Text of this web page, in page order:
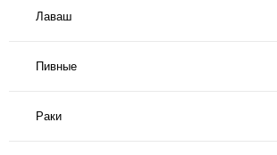
Лаваш
Пивные
Раки